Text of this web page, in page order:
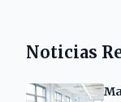
Noticias